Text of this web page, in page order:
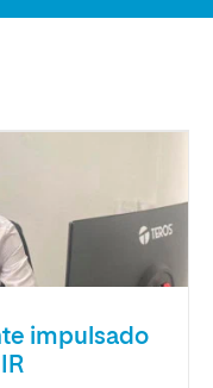
impulsado